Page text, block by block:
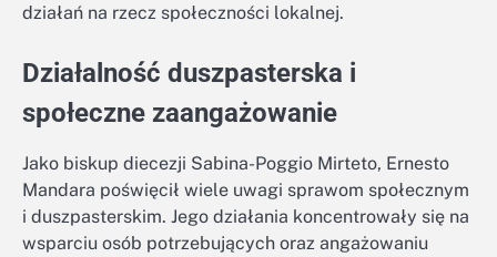
działań na rzecz społeczności lokalnej.
Działalność duszpasterska i
społeczne zaangażowanie
Jako biskup diecezji Sabina-Poggio Mirteto, Ernesto
Mandara poświęcił wiele uwagi sprawom społecznym
i duszpasterskim. Jego działania koncentrowały się na
wsparciu osób potrzebujących oraz angażowaniu